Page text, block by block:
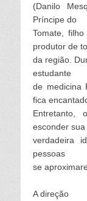
(Danilo
Príncipe do
Tomate,
produtor de
da região.
estudante
de medicina
fica
Entretanto,
esconder sua
verdadeira
pessoas
se
A direção